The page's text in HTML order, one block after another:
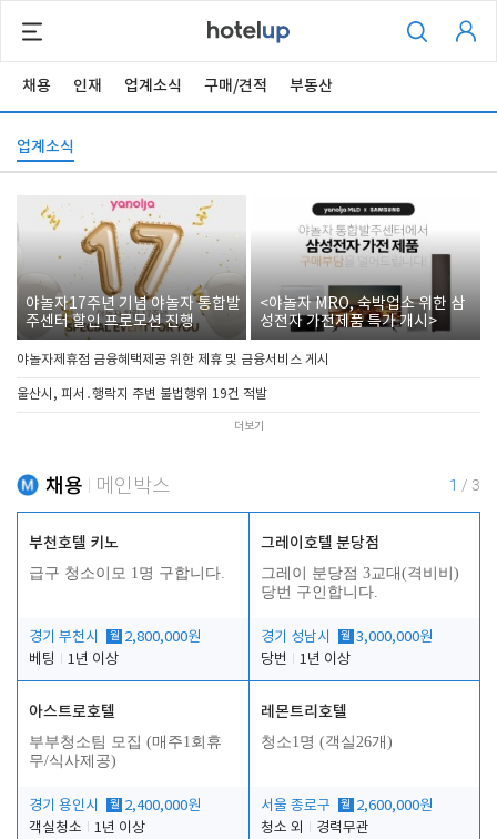
채용 인재 업계소식 구매/견적 부동산
업계소식
야놀자17주년 기념 야놀자 통합발
주센터 할인 프로모션 진행
<야놀자 MRO, 숙박업소 위한 삼
성전자 가전제품 특가 개시>
야놀자제휴점 금융혜택제공 위한 제휴 및 금융서비스 게시
울산시, 피서․행락지 주변 불법행위 19건 적발
더보기
채용 메인박스 1 / 3
부천호텔 키노
급구 청소이모 1명 구합니다.
경기 부천시 월 2,800,000원
베팅
1년 이상
그레이호텔 분당점
그레이 분당점 3교대(격비비)
당번 구인합니다.
경기 성남시 월 3,000,000원
당번
1년 이상
아스트로호텔
부부청소팀 모집 (매주1회휴
무/식사제공)
경기 용인시 월 2,400,000원
객실청소
1년 이상
레몬트리호텔
청소1명 (객실26개)
서울 종로구 월 2,600,000원
청소 외
경력무관